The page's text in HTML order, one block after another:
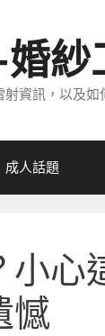
紗
資訊，以及
成人話題
心
憾